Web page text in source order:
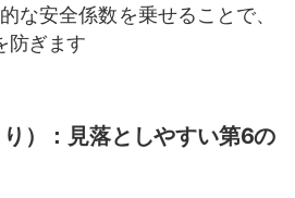
な安全係数を乗せることで、
防ぎます
）：見落としやすい第6の